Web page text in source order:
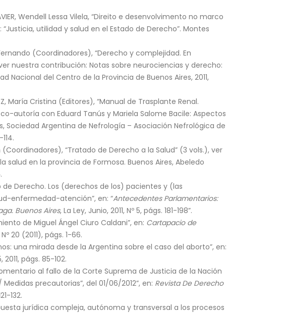
Wendell Lessa Vilela, “Direito e desenvolvimento no marco
utilidad y salud en el Estado de Derecho”. Montes
(Coordinadores), “Derecho y complejidad. En
nuestra contribución: Notas sobre neurociencias y derecho:
Nacional del Centro de la Provincia de Buenos Aires, 2011,
María Cristina (Editores), “Manual de Trasplante Renal.
autoría con Eduard Tanús y Mariela Salome Bacile: Aspectos
Sociedad Argentina de Nefrología – Asociación Nefrológica de
(Coordinadores), “Tratado de Derecho a la Salud” (3 vols.), ver
en la provincia de Formosa. Buenos Aires, Abeledo
Derecho. Los (derechos de los) pacientes y (las
enfermedad-atención”, en: “Antecedentes Parlamentarios:
Buenos Aires, La Ley, Junio, 2011, Nº 5, págs. 181-198”.
de Miguel Ángel Ciuro Caldani”, en: Cartapacio de
Nº 20 (2011), págs. 1-66.
una mirada desde la Argentina sobre el caso del aborto”, en:
2011, págs. 85-102.
al fallo de la Corte Suprema de Justicia de la Nación
precautorias”, del 01/06/2012”, en: Revista De Derecho
132.
jurídica compleja, autónoma y transversal a los procesos